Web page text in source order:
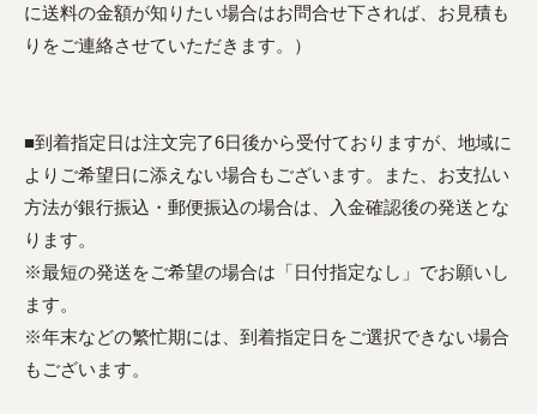
に送料の金額が知りたい場合はお問合せ下されば、お見積も
りをご連絡させていただきます。）
■到着指定日は注文完了6日後から受付ておりますが、地域に
よりご希望日に添えない場合もございます。また、お支払い
方法が銀行振込・郵便振込の場合は、入金確認後の発送とな
ります。
※最短の発送をご希望の場合は「日付指定なし」でお願いし
ます。
※年末などの繁忙期には、到着指定日をご選択できない場合
もございます。